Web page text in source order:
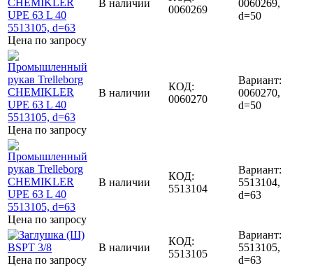
Цена по запросу
В наличии
0060269
0060269,
d=50
Цена по запросу
В наличии
КОД:
0060270
Вариант:
0060270,
d=50
Цена по запросу
В наличии
КОД:
5513104
Вариант:
5513104,
d=63
Цена по запросу
В наличии
КОД:
5513105
Вариант:
5513105,
d=63